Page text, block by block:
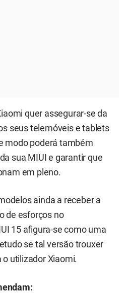
quer assegurar-se da
seus telemóveis e tablets
modo poderá também
sua MIUI e garantir que
em pleno.
ainda a receber a
de esforços no
15 afigura-se como uma
se tal versão trouxer
utilizador Xiaomi.